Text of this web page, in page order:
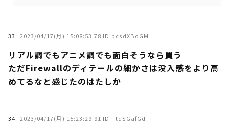
33 : 2023/04/17(月) 15:08:53.78 ID:bcsdXBoGM
リアル調でもアニメ調でも面白そうなら買う
ただFirewallのディテールの細かさは没入感をより高
めてるなと感じたのはたしか
34 : 2023/04/17(月) 15:23:29.91 ID:+tdSGafGd